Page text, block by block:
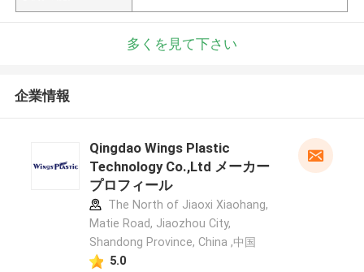
多くを見て下さい
企業情報
Qingdao Wings Plastic
Technology Co.,Ltd メーカー
プロフィール
The North of Jiaoxi Xiaohang,
Matie Road, Jiaozhou City,
Shandong Province, China ,中国
5.0